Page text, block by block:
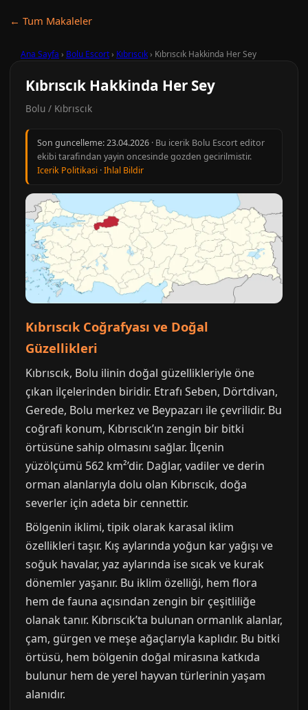
← Tum Makaleler
Ana Sayfa › Bolu Escort› Kıbrıscık› Kıbrıscık Hakkinda Her Sey
Kıbrıscık Hakkinda Her Sey
Bolu / Kıbrıscık
Son guncelleme:23.04.2026 · Bu icerik Bolu Escort editor
ekibi tarafindan yayin oncesinde gozden gecirilmistir.
Icerik Politikasi ·Ihlal Bildir
Kıbrıscık Coğrafyası ve Doğal
Güzellikleri
Kıbrıscık, Bolu ilinin doğal güzellikleriyle öne
çıkan ilçelerinden biridir. Etrafı Seben, Dörtdivan,
Gerede, Bolu merkez ve Beypazarı ile çevrilidir. Bu
coğrafi konum, Kıbrıscık’ın zengin bir bitki
örtüsüne sahip olmasını sağlar. İlçenin
yüzölçümü 562 km²’dir. Dağlar, vadiler ve derin
orman alanlarıyla dolu olan Kıbrıscık, doğa
severler için adeta bir cennettir.
Bölgenin iklimi, tipik olarak karasal iklim
özellikleri taşır. Kış aylarında yoğun kar yağışı ve
soğuk havalar, yaz aylarında ise sıcak ve kurak
dönemler yaşanır. Bu iklim özelliği, hem flora
hem de fauna açısından zengin bir çeşitliliğe
olanak tanır. Kıbrıscık’ta bulunan ormanlık alanlar,
çam, gürgen ve meşe ağaçlarıyla kaplıdır. Bu bitki
örtüsü, hem bölgenin doğal mirasına katkıda
bulunur hem de yerel hayvan türlerinin yaşam
alanıdır.